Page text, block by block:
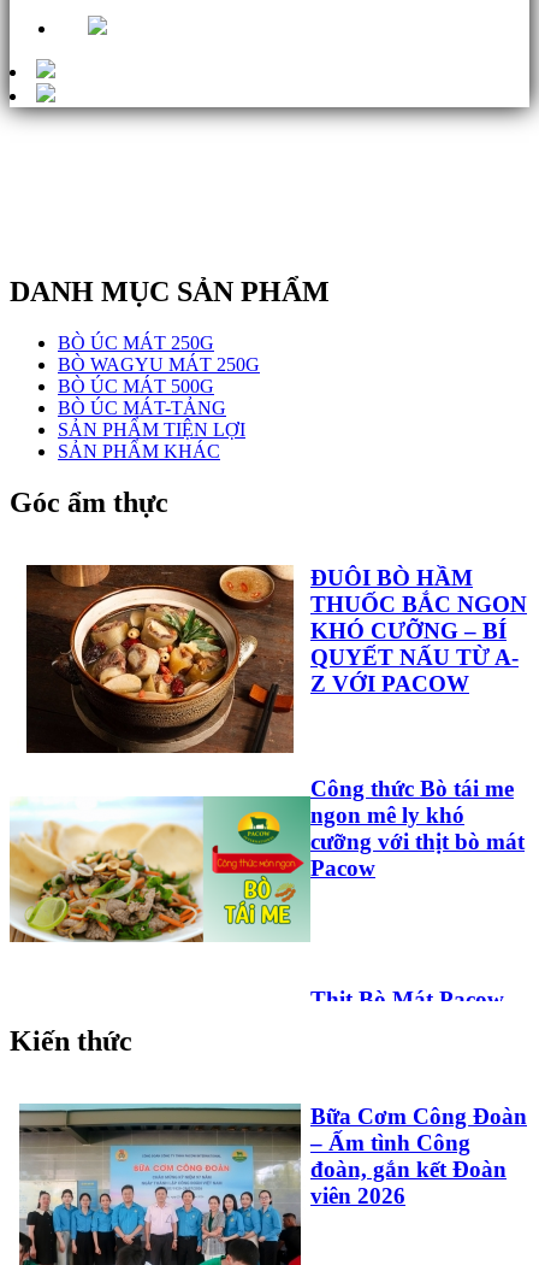
DANH MỤC SẢN PHẨM
BÒ ÚC MÁT 250G
BÒ WAGYU MÁT 250G
BÒ ÚC MÁT 500G
BÒ ÚC MÁT-TẢNG
SẢN PHẨM TIỆN LỢI
SẢN PHẨM KHÁC
Góc ẩm thực
ĐUÔI BÒ HẦM
THUỐC BẮC NGON
KHÓ CƯỠNG – BÍ
QUYẾT NẤU TỪ A-
Z VỚI PACOW
Công thức Bò tái me
ngon mê ly khó
cưỡng với thịt bò mát
Pacow
Thịt Bò Mát Pacow
Nhà
Công Thức Làm Pate
Kiến thức
Bữa Cơm Công Đoàn
– Ấm tình Công
đoàn, gắn kết Đoàn
viên 2026